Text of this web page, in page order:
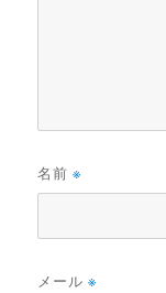
名前※
メール※